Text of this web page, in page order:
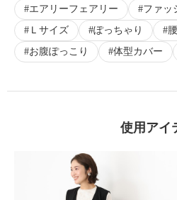
エアリーフェアリー
ファッ
Ｌサイズ
ぽっちゃり
お腹ぽっこり
体型カバー
使用アイ